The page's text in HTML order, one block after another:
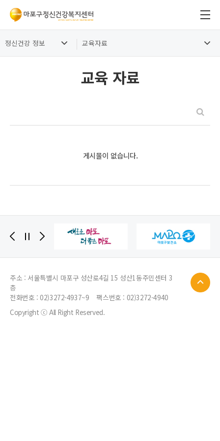
정신건강 정보 교육자료
교육 자료
게시물이 없습니다.
주소 : 서울특별시 마포구 성산로4길 15 성산1동주민센터 3
층
전화번호 :02)3272-4937~9
팩스번호 : 02)3272-4940
Copyright ⓒ All Right Reserved.